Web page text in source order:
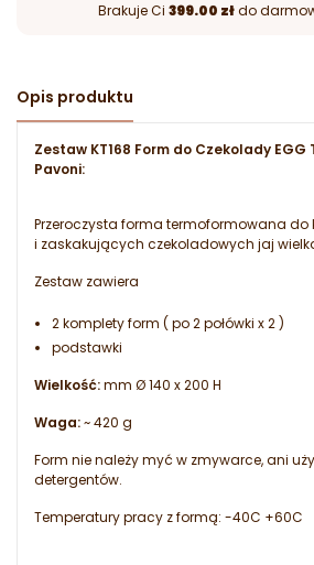
Brakuje Ci 399.00 złdo
Opis produktu
Zestaw KT168 Form do Czekolady EGG
Pavoni:
Przeroczysta forma termoformowana do
i zaskakujących czekoladowych jaj
Zestaw zawiera
2 komplety form ( po 2 połówki x 2 )
podstawki
Wielkość:mm Ø 140 x 200 H
Waga:~ 420 g
Form nie należy myć w zmywarce, ani
detergentów.
Temperatury pracy z formą: -40C +60C